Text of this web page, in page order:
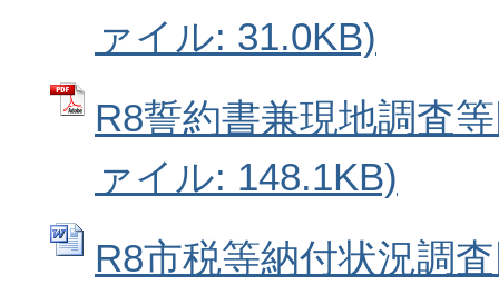
ァイル: 31.0KB)
R8誓約書兼現地調査
ァイル: 148.1KB)
R8市税等納付状況調